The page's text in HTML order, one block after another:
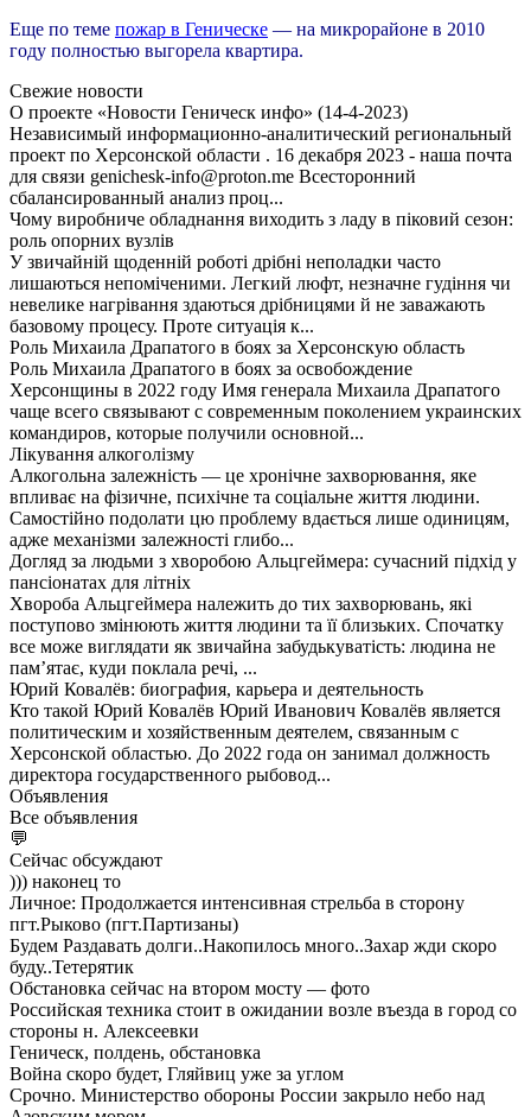
Еще по теме пожар в Геническе — на микрорайоне в 2010
году полностью выгорела квартира.
Свежие новости
О проекте «Новости Геническ инфо» (14-4-2023)
Независимый информационно-аналитический региональный
проект по Херсонской области . 16 декабря 2023 - наша почта
для связи genichesk-info@proton.me Всесторонний
сбалансированный анализ проц...
Чому виробниче обладнання виходить з ладу в піковий сезон:
роль опорних вузлів
У звичайній щоденній роботі дрібні неполадки часто
лишаються непоміченими. Легкий люфт, незначне гудіння чи
невелике нагрівання здаються дрібницями й не заважають
базовому процесу. Проте ситуація к...
Роль Михаила Драпатого в боях за Херсонскую область
Роль Михаила Драпатого в боях за освобождение
Херсонщины в 2022 году Имя генерала Михаила Драпатого
чаще всего связывают с современным поколением украинских
командиров, которые получили основной...
Лікування алкоголізму
Алкогольна залежність — це хронічне захворювання, яке
впливає на фізичне, психічне та соціальне життя людини.
Самостійно подолати цю проблему вдається лише одиницям,
адже механізми залежності глибо...
Догляд за людьми з хворобою Альцгеймера: сучасний підхід у
пансіонатах для літніх
Хвороба Альцгеймера належить до тих захворювань, які
поступово змінюють життя людини та її близьких. Спочатку
все може виглядати як звичайна забудькуватість: людина не
пам’ятає, куди поклала речі, ...
Юрий Ковалёв: биография, карьера и деятельность
Кто такой Юрий Ковалёв Юрий Иванович Ковалёв является
политическим и хозяйственным деятелем, связанным с
Херсонской областью. До 2022 года он занимал должность
директора государственного рыбовод...
Объявления
Все объявления
💬
Сейчас обсуждают
))) наконец то
Личное: Продолжается интенсивная стрельба в сторону
пгт.Рыково (пгт.Партизаны)
Будем Раздавать долги..Накопилось много..Захар жди скоро
буду..Тетерятик
Обстановка сейчас на втором мосту — фото
Российская техника стоит в ожидании возле въезда в город со
стороны н. Алексеевки
Геническ, полдень, обстановка
Война скоро будет, Гляйвиц уже за углом
Срочно. Министерство обороны России закрыло небо над